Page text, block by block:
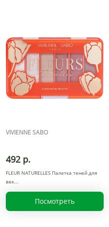
VIVIENNE SABO
492 р.
FLEUR NATURELLES Палетка теней для
век
Посмотреть